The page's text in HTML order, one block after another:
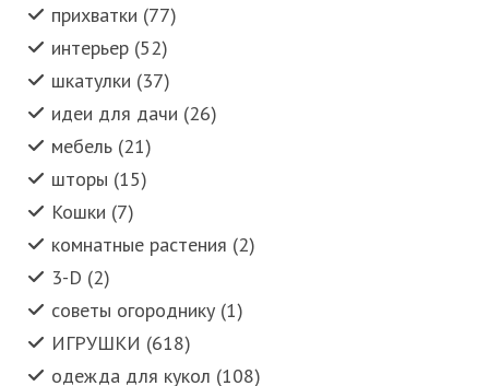
прихватки (77)
интерьер (52)
шкатулки (37)
идеи для дачи (26)
мебель (21)
шторы (15)
Кошки (7)
комнатные растения (2)
3-D (2)
советы огороднику (1)
ИГРУШКИ (618)
одежда для кукол (108)